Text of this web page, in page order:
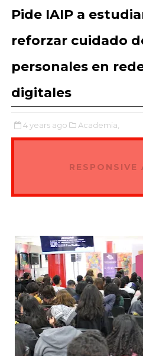
Pide IAIP a
reforzar cuidado
personales en
digitales
4 years ago Academia,
RESPONSIVE